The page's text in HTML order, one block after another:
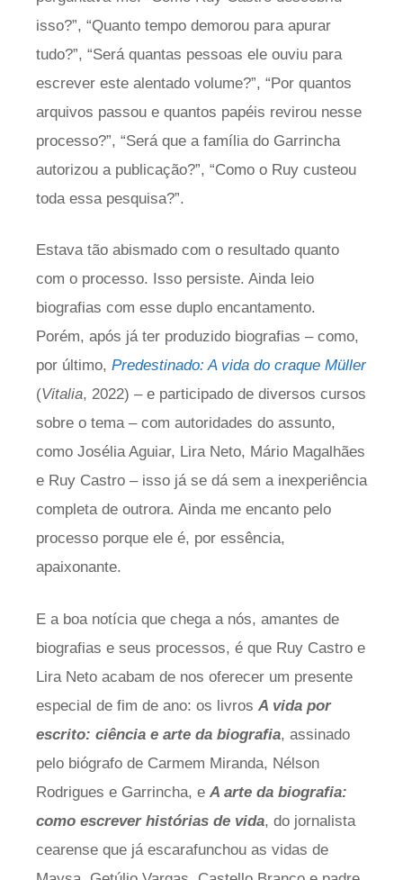
isso?”, “Quanto tempo demorou para apurar
tudo?”, “Será quantas pessoas ele ouviu para
escrever este alentado volume?”, “Por quantos
arquivos passou e quantos papéis revirou nesse
processo?”, “Será que a família do Garrincha
autorizou a publicação?”, “Como o Ruy custeou
toda essa pesquisa?”.
Estava tão abismado com o resultado quanto
com o processo. Isso persiste. Ainda leio
biografias com esse duplo encantamento.
Porém, após já ter produzido biografias – como,
por último, Predestinado: A vida do craque Müller
(Vitalia, 2022) – e participado de diversos cursos
sobre o tema – com autoridades do assunto,
como Josélia Aguiar, Lira Neto, Mário Magalhães
e Ruy Castro – isso já se dá sem a inexperiência
completa de outrora. Ainda me encanto pelo
processo porque ele é, por essência,
apaixonante.
E a boa notícia que chega a nós, amantes de
biografias e seus processos, é que Ruy Castro e
Lira Neto acabam de nos oferecer um presente
especial de fim de ano: os livros A vida por
escrito: ciência e arte da biografia, assinado
pelo biógrafo de Carmem Miranda, Nélson
Rodrigues e Garrincha, e A arte da biografia:
como escrever histórias de vida, do jornalista
cearense que já escarafunchou as vidas de